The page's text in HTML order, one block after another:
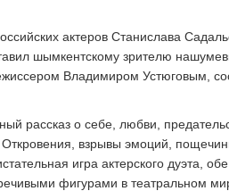
актеров Станислава
шымкентскому зрителю
Владимиром Устюговым,
рассказ о себе, любви,
взрывы эмоций,
игра актерского дуэта,
фигурами в театральном